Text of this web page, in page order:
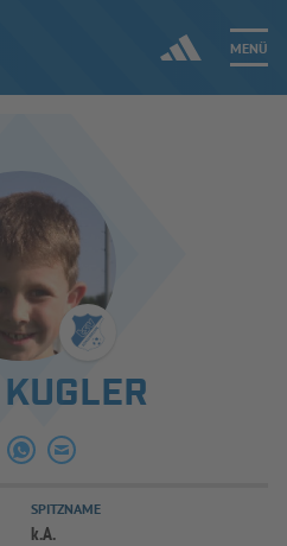
MENÜ
SPITZNAME
k.A.